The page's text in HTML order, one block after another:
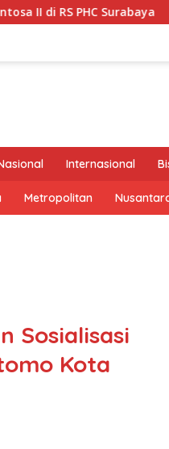
Pastikan Pekayanan
Internasional
Metropolitan
Sosialisasi
Kota